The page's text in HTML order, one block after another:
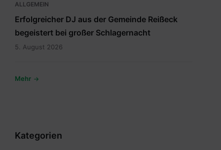
ALLGEMEIN
Erfolgreicher DJ aus der Gemeinde Reißeck
begeistert bei großer Schlagernacht
5. August 2026
Mehr
Kategorien